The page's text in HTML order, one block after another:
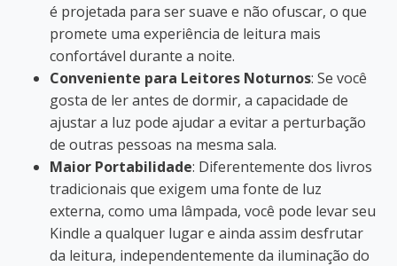
é projetada para ser suave e não ofuscar, o que
promete uma experiência de leitura mais
confortável durante a noite.
Conveniente para Leitores Noturnos: Se você
gosta de ler antes de dormir, a capacidade de
ajustar a luz pode ajudar a evitar a perturbação
de outras pessoas na mesma sala.
Maior Portabilidade: Diferentemente dos livros
tradicionais que exigem uma fonte de luz
externa, como uma lâmpada, você pode levar seu
Kindle a qualquer lugar e ainda assim desfrutar
da leitura, independentemente da iluminação do